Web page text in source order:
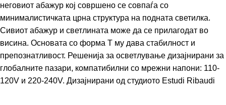
неговиот абажур кој совршено се совпаѓа со
минималистичката црна структура на подната светилка.
Сивиот абажур и светлината може да се прилагодат во
висина. Основата со форма Т му дава стабилност и
препознатливост. Решенија за осветлување дизајнирани за
глобалните пазари, компатибилни со мрежни напони: 110-
120V и 220-240V. Дизајнирани од студиото Estudi Ribaudi